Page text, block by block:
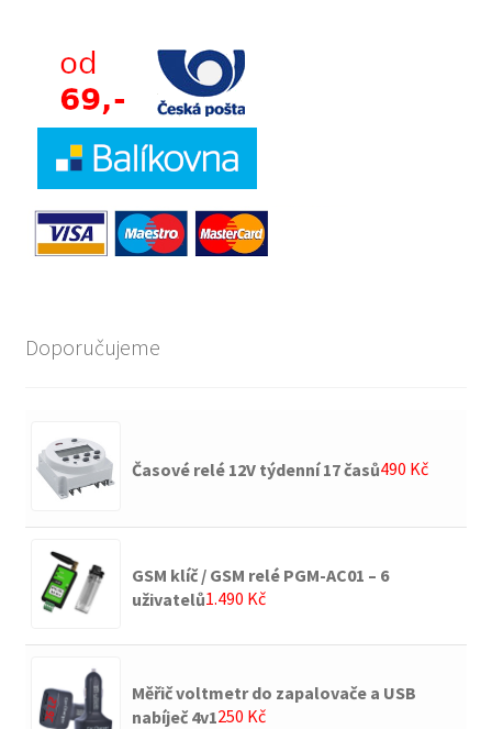
Doporučujeme
Časové relé 12V týdenní 17 časů490 Kč
GSM klíč / GSM relé PGM-AC01 – 6
uživatelů1.490 Kč
Měřič voltmetr do zapalovače a USB
nabíječ 4v1250 Kč